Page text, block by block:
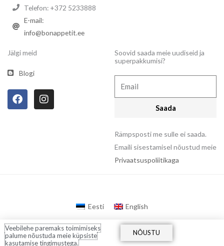
Telefon: +372 5233888
E-mail:
info@bonappetit.ee
Jälgi meid
Blogi
F
a
I
n
Soovid saada meie uudiseid ja
superpakkumisi?
Saada
Rämpsposti me sulle ei saada.
Emaili sisestamisel nõustud meie
Privaatsuspoliitikaga
Eesti English
Veebilehe paremaks toimimiseks
palume nõustuda meie küpsiste
kasutamise tingimustega.
NÕUSTU